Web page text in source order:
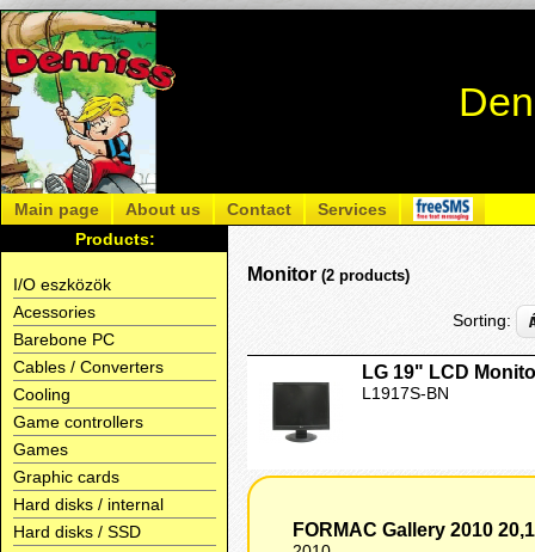
Main page About us Contact
Services
Products:
I/O eszközök
Acessories
Barebone PC
Cables / Converters
Cooling
Game controllers
Games
Graphic cards
Hard disks / internal
Hard disks / SSD
Monitor (2 products)
Sorting:
LG 19" LCD
L1917S-BN
FORMAC Gallery 2010